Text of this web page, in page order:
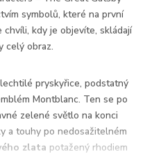
symbolů, které na první
kdy je objevíte, skládají
celý obraz.
pryskyřice, podstatný
Montblanc. Ten se po
zelené světlo na konci
a touhy po nedosažitelném
zlata potažený rhodiem